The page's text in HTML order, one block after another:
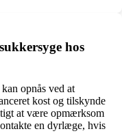
hos
opnås ved at
kost og tilskynde
at være opmærksom
en dyrlæge, hvis